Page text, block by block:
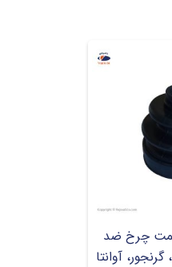
چرخ ضد
آوانتا